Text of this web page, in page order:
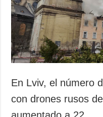
En Lviv, el número
con drones rusos